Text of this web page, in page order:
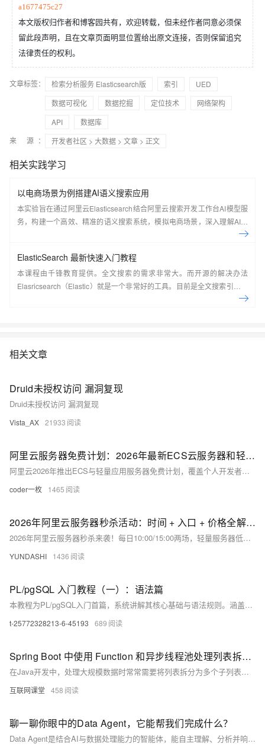
a1677475c27
本文版权归作者和博客园共有，欢迎转载，但未经作者同意必须保
留此段声明，且在文章页面明显位置给出原文连接，否则保留追究
法律责任的权利。
文章标签： 检索分析服务 Elasticsearch版 索引
UED
数据可视化
数据挖掘 定位技术
网络架构
API
数据库
来 源：
开发者社区 > 大数据 > 文章 > 正文
相关实践学习
以电商场景为例搭建AI语义搜索应用
本实验旨在通过阿里云Elasticsearch结合阿里云搜索开发工作台AI模型服
务，构建一个高效、精准的语义搜索系统，模拟电商场景，深入理解AI搜
ElasticSearch 最新快速入门教程
本课程由千锋教育提供。全文搜索的需求非常大。而开源的解决办法
Elasricsearch（Elastic）就是一个非常好的工具。目前是全文搜索引擎的
首选。本系列教程由浅入深讲解了在CentOS7系统下如何搭建
相关文章
Druid未授权访问 漏洞复现
Druid未授权访问 漏洞复现
Vista_AX 21933
阿里云服务器免费计划：2026年最新ECS云服务器和轻量应用服务器免费政策解读
阿里云2026年推出ECS与轻量应用服务器免费计划，覆盖个人开发者及企业用户。提供高达660元试用金、最高8核16GB配置，支持多地域部署与预装环境，先试后买享新客优惠，非预期费用可退，助力用户零门槛上云。
coder一枚 1465
2026年阿里云服务器秒杀活动：时间 + 入口 + 价格全解析
2026年阿里云服务器秒杀来袭！每日10:00/15:00两场，轻量服务器低至38元/年，ECS仅99元起。新用户实名后专享，规则透明、入口直达。本文汇总时间、入口、爆款价及抢购技巧，助个人开发者与初创企业低成本高效上云！
YUNDASHI 1436
PL/pgSQL 入门教程（一）：语法篇
本教程为PL/pgSQL入门首篇，系统讲解其核心基础与语法规则。涵盖函数创建、块结构、变量声明、参数传递、返回类型及排序规则等关键知识点，助你掌握在PostgreSQL中编写高效存储过程与函数的必备技能，提升数据库逻辑处理能力。
t-25772328213-6-45193 689
Spring Boot 中使用 Function 和异步线程池处理列表拆分任务并汇总结果
在Java开发中，处理大规模数据时常常需要将列表拆分为多个子列表进行异步处理并汇总结果。本文介绍如何在Spring Boot中使用Function和异步线程池实现高效且可维护的代码，涵盖结果封装、线程池配置、列表拆分处理及结果汇总等关键步骤。
互联网课堂 458
聊一聊你眼中的Data Agent，它能帮我们完成什么？
Data Agent是结合AI与数据处理能力的智能体，能自主理解、分析并响应数据任务。它贯穿数据源接入、自然语言交互、自动建模到结果输出的全流程闭环。核心技术涵盖NLP、AutoML、实时计算等，助力企业实现高效数据分析与决策。